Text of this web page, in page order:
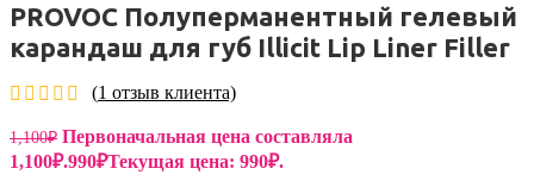
PROVOC Полуперманентный гелевый
карандаш для губ Illicit Lip Liner Filler
(1 отзыв клиента)
1,100₽ Первоначальная цена составляла
1,100₽.990₽Текущая цена: 990₽.